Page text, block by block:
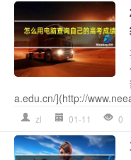
a.edu.cn/](http://
zl 01-11 0